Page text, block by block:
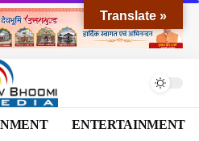
ENTERTAINMENT
Translate »